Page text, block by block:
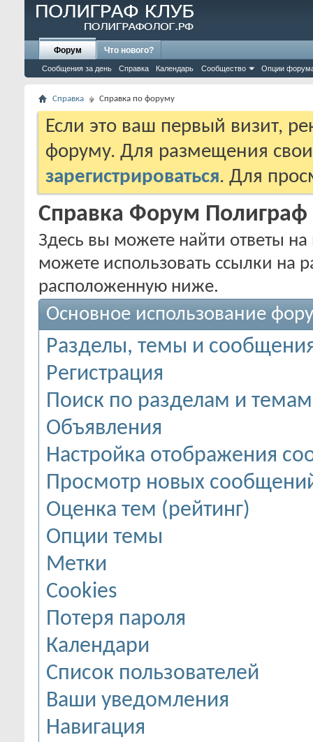
Форум
Сообщения за день Справка Календарь Сообщество Опции
Что нового?
Справка Справка по форуму
Если это ваш первый визит,
форуму. Для размещения
зарегистрироваться. Для
Справка Форум Полиграф
Здесь вы можете найти ответы
можете использовать ссылки на
расположенную ниже.
Основное использование
Разделы, темы и
Регистрация
Поиск по разделам и темам
Объявления
Настройка отображения
Просмотр новых
Оценка тем (рейтинг)
Опции темы
Метки
Cookies
Потеря пароля
Календари
Список пользователей
Ваши уведомления
Навигация